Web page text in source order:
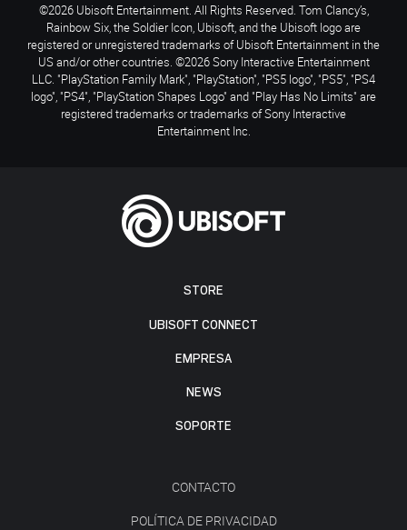
STORE
UBISOFT CONNECT
EMPRESA
NEWS
SOPORTE
CONTACTO
POLÍTICA DE PRIVACIDAD
©2026 Ubisoft Entertainment. All Rights Reserved. Tom Clancy’s,
Rainbow Six, the Soldier Icon, Ubisoft, and the Ubisoft logo are
registered or unregistered trademarks of Ubisoft Entertainment in the
US and/or other countries. ©2026 Sony Interactive Entertainment
LLC. "PlayStation Family Mark", "PlayStation", "PS5 logo", "PS5", "PS4
logo", "PS4", "PlayStation Shapes Logo" and "Play Has No Limits" are
registered trademarks or trademarks of Sony Interactive
Entertainment Inc.